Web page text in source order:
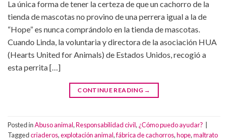
La única forma de tener la certeza de que un cachorro de la
tienda de mascotas no provino de una perrera igual a la de
“Hope” es nunca comprándolo en la tienda de mascotas.
Cuando Linda, la voluntaria y directora de la asociación HUA
(Hearts United for Animals) de Estados Unidos, recogió a
esta perrita […]
CONTINUE READING →
Posted inAbuso animal,Responsabilidad civil, ¿Cómo puedo ayudar?
Taggedcriaderos,explotación animal,fábrica de cachorros,hope,maltrato